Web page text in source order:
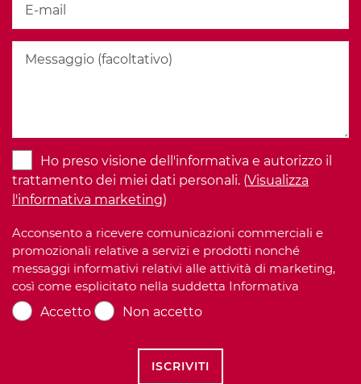
Ho preso visione dell'informativa e autorizzo il
trattamento dei miei dati personali. (Visualizza
l'informativa marketing)
Acconsento a ricevere comunicazioni commerciali e
promozionali relative a servizi e prodotti nonché
messaggi informativi relativi alle attività di marketing,
così come esplicitato nella suddetta Informativa
Accetto
Non accetto
ISCRIVITI